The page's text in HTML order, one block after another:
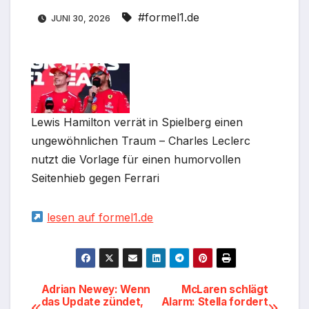
JUNI 30, 2026 #formel1.de
Lewis Hamilton verrät in Spielberg einen
ungewöhnlichen Traum – Charles Leclerc
nutzt die Vorlage für einen humorvollen
Seitenhieb gegen Ferrari
lesen auf formel1.de
Beitragsnavigation
McLaren schlägt
Alarm: Stella fordert
Adrian Newey: Wenn
das Update zündet,